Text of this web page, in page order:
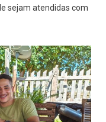
sejam atendidas com